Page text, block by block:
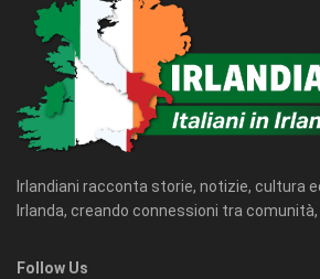
Irlandiani racconta storie, notizie, cultura
Irlanda, creando connessioni tra comunità,
Follow Us